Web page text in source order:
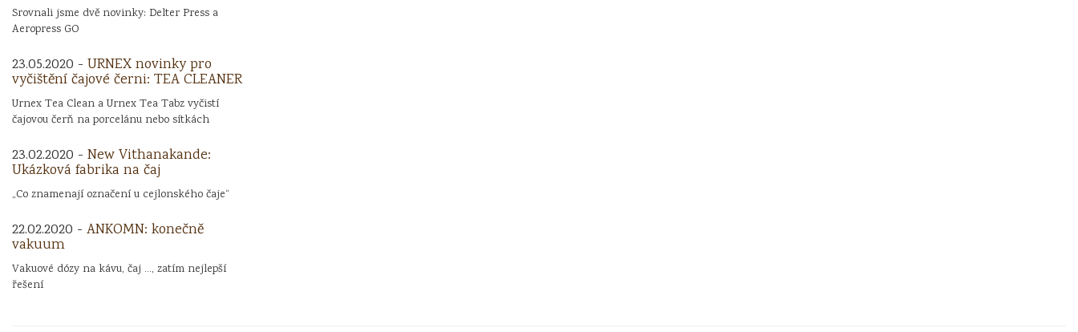
Srovnali jsme dvě novinky: Delter Press a
Aeropress GO
23.05.2020 - URNEX novinky pro
vyčištění čajové černi: TEA CLEANER
Urnex Tea Clean a Urnex Tea Tabz vyčistí
čajovou čerň na porcelánu nebo sítkách
23.02.2020 - New Vithanakande:
Ukázková fabrika na čaj
„Co znamenají označení u cejlonského čaje“
22.02.2020 - ANKOMN: konečně
vakuum
Vakuové dózy na kávu, čaj ..., zatím nejlepší
řešení